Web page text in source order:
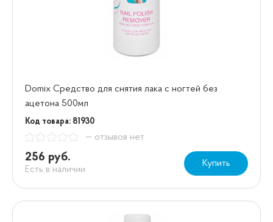
Domix Средство для снятия лака с ногтей без
ацетона 500мл
Код товара: 81930
— отзывов нет
256 руб.
Есть в наличии
Купить